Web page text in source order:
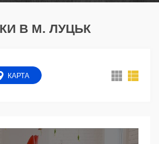
В М. ЛУЦЬК
КАРТА